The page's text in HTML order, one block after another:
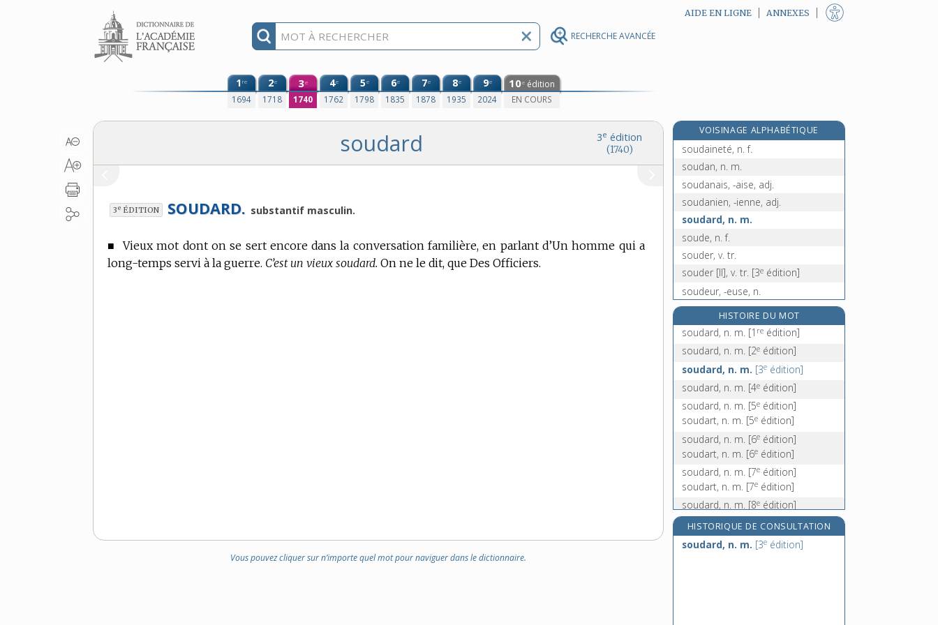
RECHERCHE AVANCÉE
Aller au contenu AIDE EN LIGNE ANNEXES
1re
1694
2e
1718
3e
1740
4e
1762
5e
1798
6e
1835
7e
1878
8e
1935
9e
2024
10e édition
EN COURS
3e édition
(1740)
soudard
3e ÉDITION SOUDARD. substantif masculin.
■Vieux mot dont on se sert encore dans la conversation familière, en parlant d’Un homme qui a
long-temps servi à la guerre. C’est un vieux soudard. On ne le dit, que Des Officiers.
Vous pouvez cliquer sur n’importe quel mot pour naviguer dans le dictionnaire.
VOISINAGE ALPHABÉTIQUE
soudainement, adv.
soudaineté, n. f.
soudan, n. m.
soudanais, -aise, adj.
soudanien, -ienne, adj.
soudard, n. m.
soude, n. f.
souder, v. tr.
souder [II], v. tr. [3e édition]
soudeur, -euse, n.
soudier, -ière, adj. et n.
soudoyer, v. tr.
soudre, v. tr.
édition]
soudrille, n. m.
[7 édition]
soudure, n. f.
HISTOIRE DU MOT
soudard, n. m. [1 re édition]
soudard, n. m. [2e édition]
soudard, n. m. [3e édition]
soudard, n. m. [4e édition]
soudard, n. m. [5e édition]
soudart, n. m. [5e édition]
soudard, n. m. [6e édition]
soudart, n. m. [6e édition]
soudard, n. m. [7e édition]
soudart, n. m. [7e édition]
soudard, n. m. [8e édition]
soudard, n. m. [9 édition]
HISTORIQUE DE CONSULTATION
soudard, n. m. [3e édition]